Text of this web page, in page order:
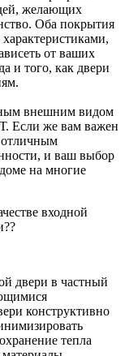
желающих
Оба покрытия
от ваших
и того, как двери
внешним видом
Если же вам важен
отличным
и ваш выбор
на многие
входной
двери в частный
конструктивно
тепла